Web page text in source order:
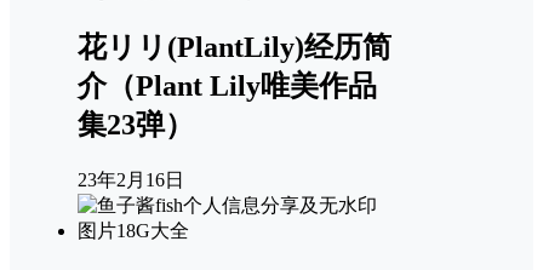
花リリ(PlantLily)经历简
介（Plant Lily唯美作品
集23弹）
23年2月16日